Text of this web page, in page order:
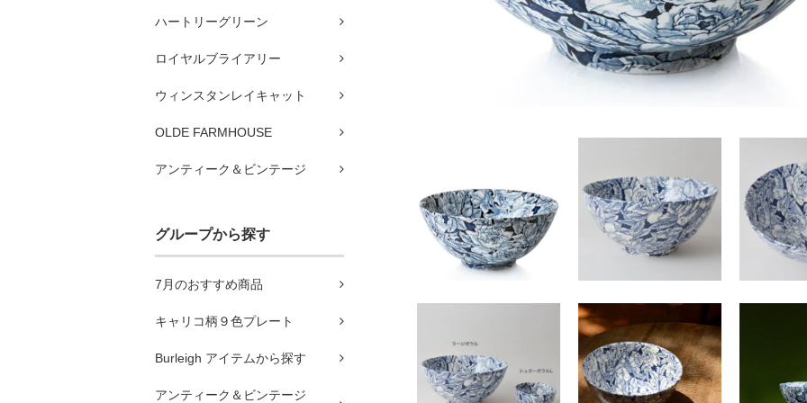
ハートリーグリーン
ロイヤルブライアリー
ウィンスタンレイキャット
OLDE FARMHOUSE
アンティーク＆ビンテージ
グループから探す
7月のおすすめ商品
キャリコ柄９色プレート
Burleigh アイテムから探す
アンティーク＆ビンテージ